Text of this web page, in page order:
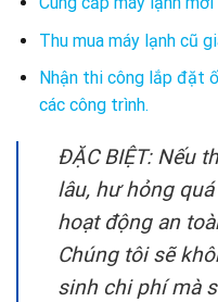
Thu mua máy lạnh cũ
Nhận thi công lắp đặt
các công trình.
ĐẶC BIỆT: Nếu
lâu, hư hỏng
hoạt động an
Chúng tôi sẽ
sinh chi phí mà